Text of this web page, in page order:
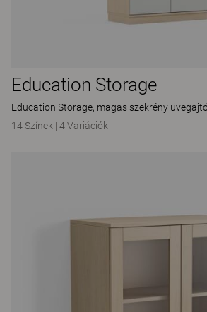
Education Storage
Education Storage, magas szekrény
14 Színek | 4 Variációk